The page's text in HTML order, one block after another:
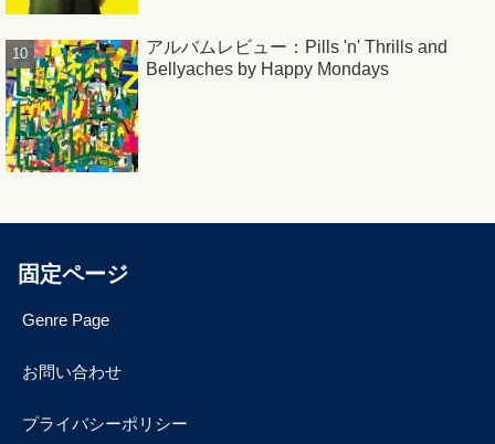
アルバムレビュー：Pills 'n' Thrills and
Bellyaches by Happy Mondays
固定ページ
Genre Page
お問い合わせ
プライバシーポリシー